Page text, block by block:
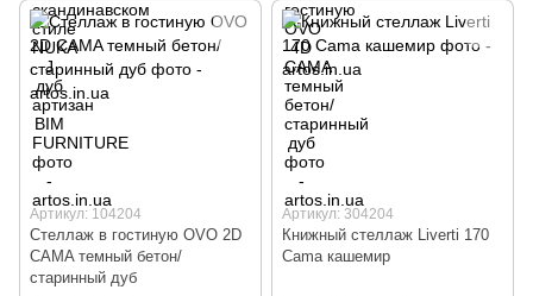
Артикул: 104204
Стеллаж в гостиную OVO 2D
CAMA темный бетон/
старинный дуб
Артикул: 304204
Книжный стеллаж Liverti 170
Cama кашемир